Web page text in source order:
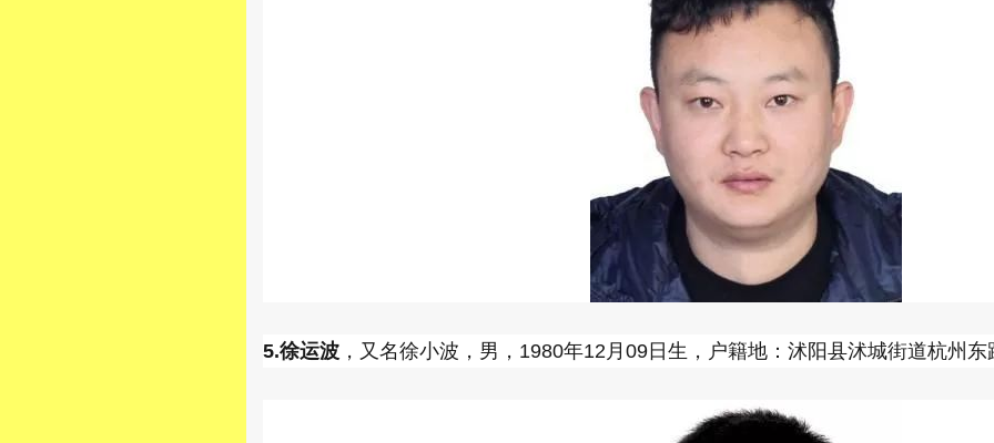
5.徐运波 ，又名徐小波，男，1980年12月09日生，户籍地：沭阳县沭城街道杭州东